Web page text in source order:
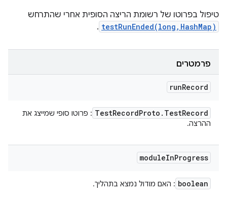
טיפול בפרוטו של רשומת הריצה הסופית אחרי שהתרחש
testRunEnded(long,HashMap)
.
פרמטרים
runRecord
TestRecordProto . TestRecord
: פרוטו סופי שמייצג את
ההרצה.
moduleInProgress
boolean : האם מודול נמצא בתהליך.